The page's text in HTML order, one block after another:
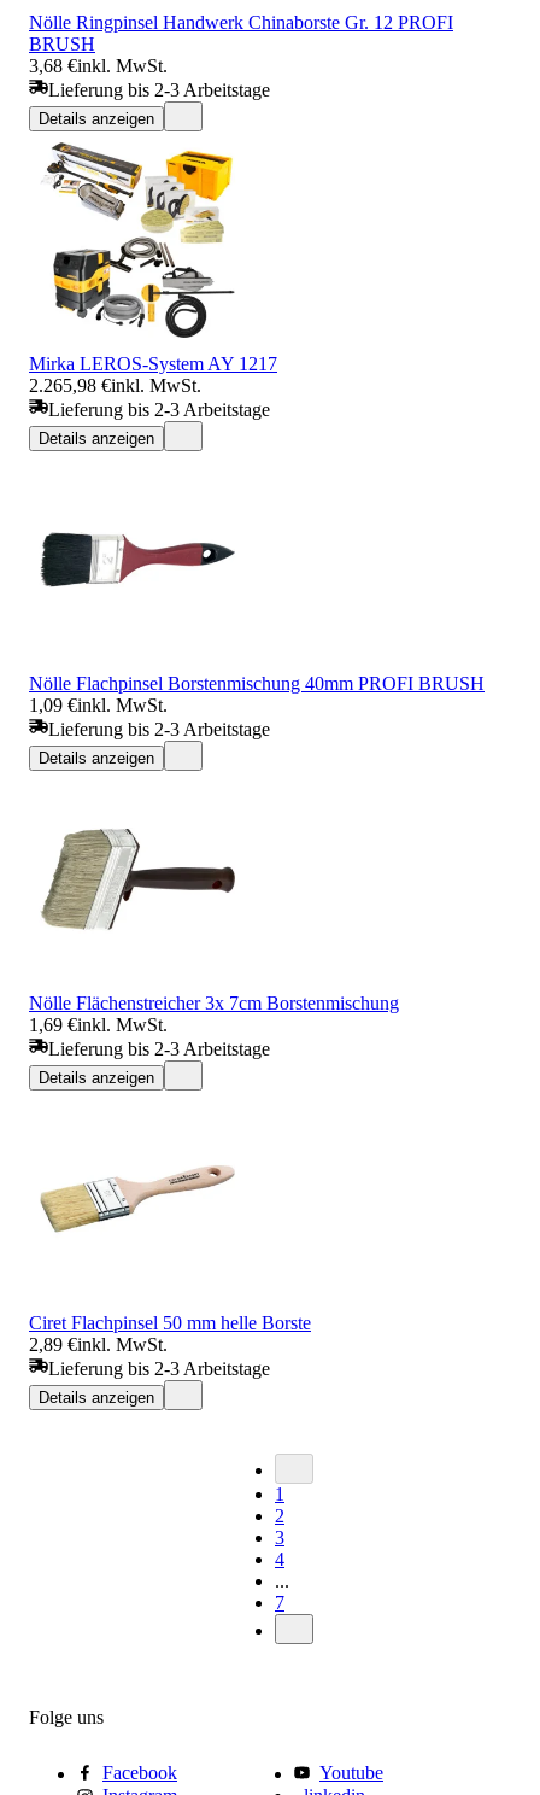
Nölle Ringpinsel Handwerk Chinaborste Gr. 12 PROFI
BRUSH
3,68 €inkl. MwSt.
Lieferung bis 2-3 Arbeitstage
Details anzeigen
Mirka LEROS-System AY 1217
2.265,98 €inkl. MwSt.
Lieferung bis 2-3 Arbeitstage
Details anzeigen
Nölle Flachpinsel Borstenmischung 40mm PROFI BRUSH
1,09 €inkl. MwSt.
Lieferung bis 2-3 Arbeitstage
Details anzeigen
Nölle Flächenstreicher 3x 7cm Borstenmischung
1,69 €inkl. MwSt.
Lieferung bis 2-3 Arbeitstage
Details anzeigen
Ciret Flachpinsel 50 mm helle Borste
2,89 €inkl. MwSt.
Lieferung bis 2-3 Arbeitstage
Details anzeigen
1
2
3
4
...
7
Folge uns
Facebook
Youtube